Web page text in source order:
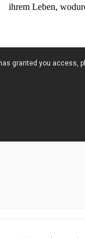
ihrem Leben,